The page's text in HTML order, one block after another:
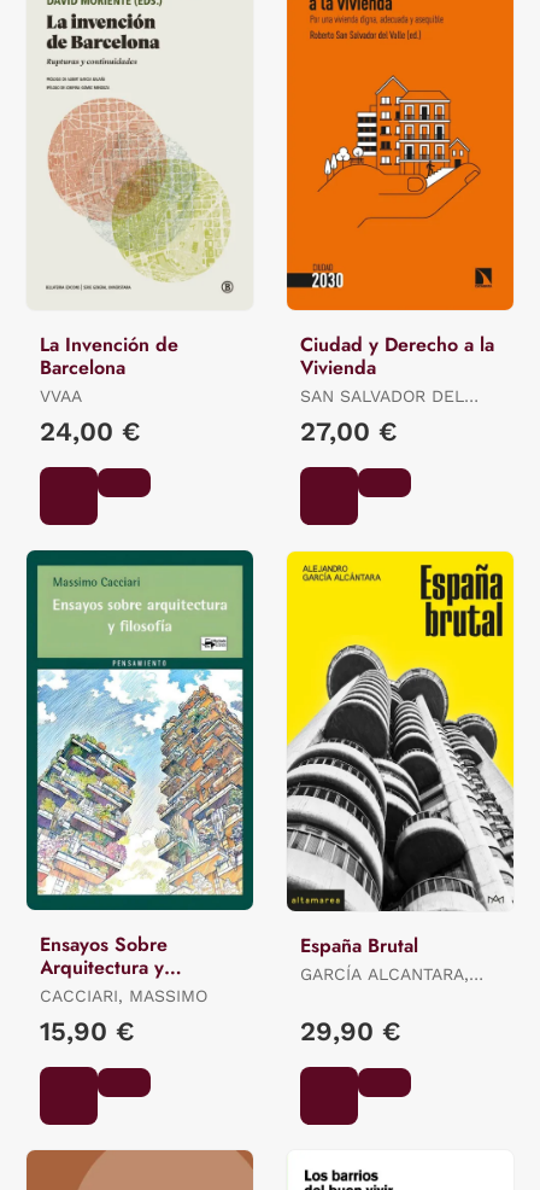
La Invención de
Barcelona
VVAA
24,00 €
Ciudad y Derecho a la
Vivienda
SAN SALVADOR DEL
27,00 €
Ensayos Sobre
Arquitectura y
Filosofía
CACCIARI, MASSIMO
15,90 €
España Brutal
GARCÍA ALCANTARA,
29,90 €